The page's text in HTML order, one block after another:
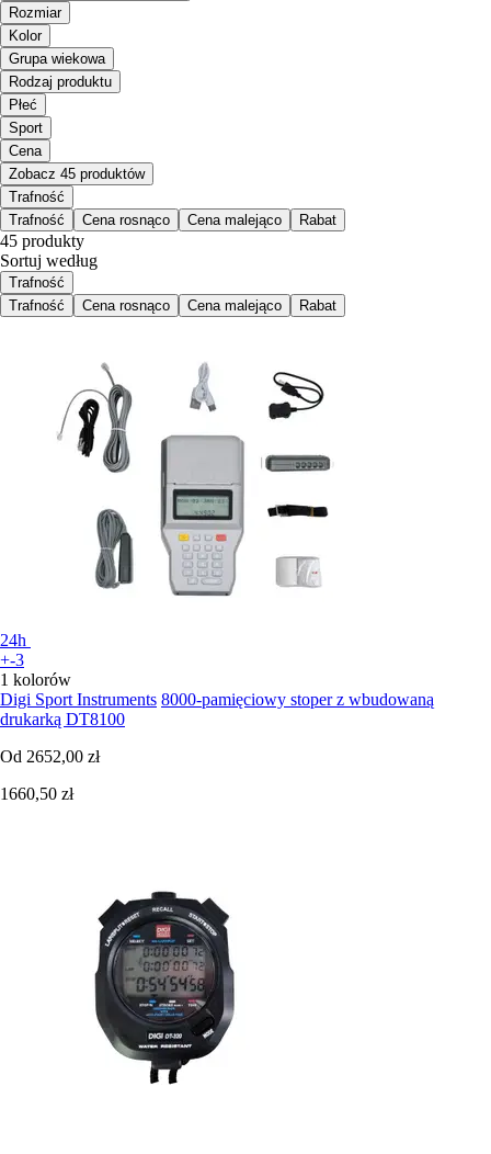
Rozmiar
Kolor
Grupa wiekowa
Rodzaj produktu
Płeć
Sport
Cena
Zobacz 45 produktów
Trafność
Trafność
Cena rosnąco Cena malejąco Rabat
45 produkty
Sortuj według
Trafność
Trafność
Cena rosnąco Cena malejąco Rabat
24h
+-3
1 kolorów
Digi Sport Instruments 8000-pamięciowy stoper z wbudowaną
drukarką DT8100
Od 2652,00 zł
1660,50 zł